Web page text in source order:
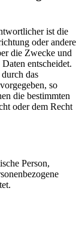
ist die
oder andere
die Zwecke und
entscheidet.
das
so
die bestimmten
oder dem Recht
Person,